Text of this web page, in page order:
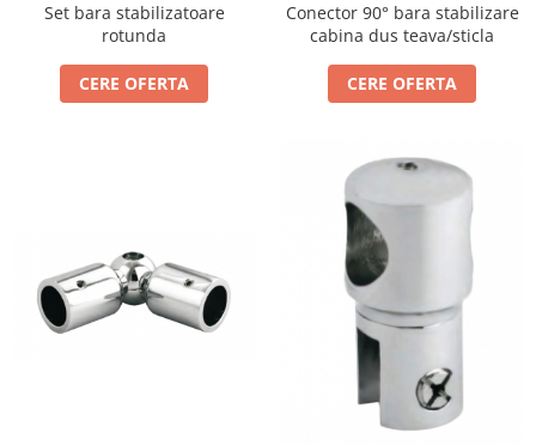
Set bara stabilizatoare
rotunda
CERE OFERTA
Conector 90° bara stabilizare
cabina dus teava/sticla
CERE OFERTA